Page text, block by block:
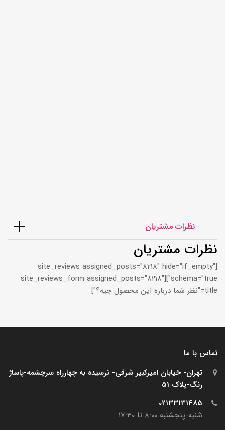
نظرات مشتریان
نظرات مشتریان
[site_reviews assigned_posts="8218" hide="if_empty"
schema="true"][site_reviews_form assigned_posts="8218"
title="نظر شما درباره این محصول چیه؟"]
تماس با ما
تهران- خیابان امیرکبیر شرقی- نرسیده به چهارراه سرچشمه-پاساژ
رنگ-پلاک 51
02133131485
شنبه-پنجشنبه 8:00 تا 17:30